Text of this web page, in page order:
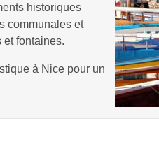
historiques
communales et
et fontaines.
à Nice pour un